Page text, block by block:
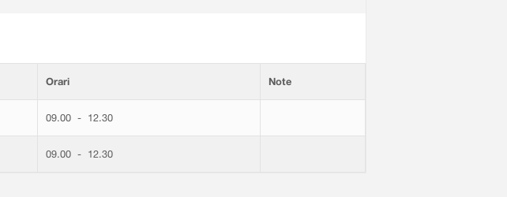
Orari Note
09.00 - 12.30
09.00 - 12.30